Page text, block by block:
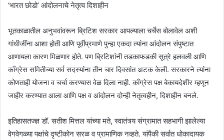
‘भारत छोडो’ आंदोलनाचे नेतृत्व दिशाहीन
भूतकाळातील अनुभवांवरून ब्रिटिश सरकार आपल्याला चर्चेस बोलावेल अशी
गांधीजींना आशा होती आणि पूर्वीप्रमाणे पुन्हा एकदा त्यांना आंदोलन संपुष्टात
आणायला कारण मिळणार होते. पण ब्रिटिशांनी तडकाफडकी सूत्रे हलवली आणि
काँग्रेस समितीच्या सर्व सदस्यांना तीन चार दिवसांत अटक केली. सरकारने त्यांना
कोणताही योजना व चर्चा करण्यास वेळ दिला नाही. काँग्रेस पक्ष बेकायदेशीर म्हणून
जाहीर करण्यात आला आणि पक्ष व आंदोलन दोन्ही नेतृत्वहीन, दिशाहीन बनले.
इतिहासतज्ज्ञ डॉ. सतीश मित्तल यांच्या मते, स्वातंत्र्य संग्रामात सहभागी झालेल्या
वेगवेगळ्या पक्षांचे दृष्टीकोन सरळ व प्रामाणिक नव्हते. यांपैकी सर्वात धोकादायक